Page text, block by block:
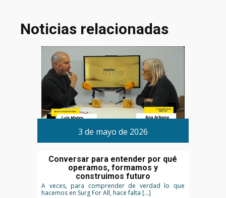
Noticias relacionadas
3 de mayo de 2026
Conversar para entender por qué
operamos, formamos y
construimos futuro
A veces, para comprender de verdad lo que
hacemos en Surg For All, hace falta […]